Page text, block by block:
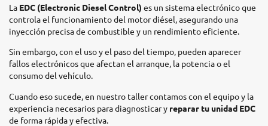
La EDC (Electronic Diesel Control) es un sistema electrónico que
controla el funcionamiento del motor diésel, asegurando una
inyección precisa de combustible y un rendimiento eficiente.
Sin embargo, con el uso y el paso del tiempo, pueden aparecer
fallos electrónicos que afectan el arranque, la potencia o el
consumo del vehículo.
Cuando eso sucede, en nuestro taller contamos con el equipo y la
experiencia necesarios para diagnosticar y reparar tu unidad EDC
de forma rápida y efectiva.